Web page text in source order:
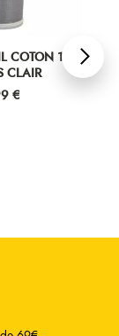
COTON 100
CLAIR
€